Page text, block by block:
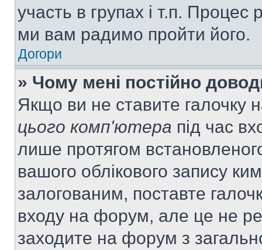
участь в групах і т.п. Процес
ми вам радимо пройти його.
Догори
» Чому мені постійно
Якщо ви не ставите галочку
цього комп'ютера під час
лише протягом
вашого облікового запису
залогованим, поставте
входу на форум, але це не
заходите на форум з